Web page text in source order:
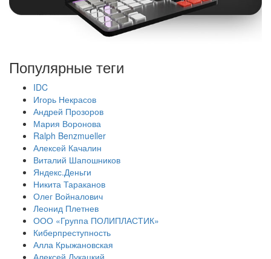
Популярные теги
IDC
Игорь Некрасов
Андрей Прозоров
Мария Воронова
Ralph Benzmueller
Алексей Качалин
Виталий Шапошников
Яндекс.Деньги
Никита Тараканов
Олег Войналович
Леонид Плетнев
ООО «Группа ПОЛИПЛАСТИК»
Киберпреступность
Алла Крыжановская